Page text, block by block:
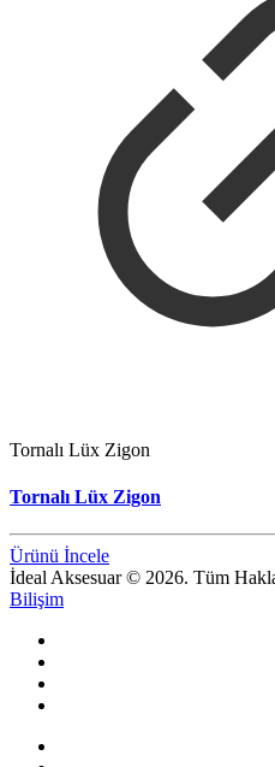
Tornalı Lüx Zigon
Tornalı Lüx Zigon
Ürünü İncele
İdeal Aksesuar © 2026. Tüm
Bilişim